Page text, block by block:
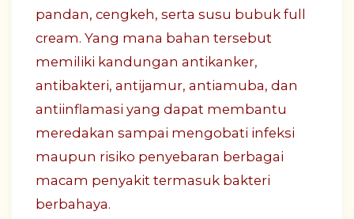
pandan, cengkeh, serta susu bubuk full
cream. Yang mana bahan tersebut
memiliki kandungan antikanker,
antibakteri, antijamur, antiamuba, dan
antiinflamasi yang dapat membantu
meredakan sampai mengobati infeksi
maupun risiko penyebaran berbagai
macam penyakit termasuk bakteri
berbahaya.